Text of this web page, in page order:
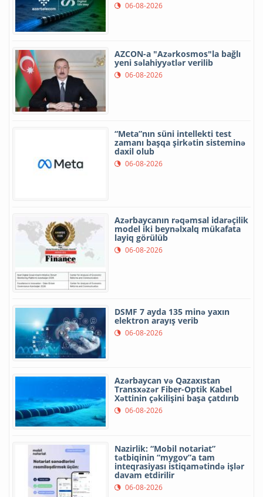
06-08-2026
AZCON-a "Azərkosmos"la bağlı
yeni səlahiyyətlər verilib
06-08-2026
“Meta”nın süni intellekti test
zamanı başqa şirkətin sisteminə
daxil olub
06-08-2026
Azərbaycanın rəqəmsal idarəçilik
model iki beynəlxalq mükafata
layiq görülüb
06-08-2026
DSMF 7 ayda 135 minə yaxın
elektron arayış verib
06-08-2026
Azərbaycan və Qazaxıstan
Transxəzər Fiber-Optik Kabel
Xəttinin çəkilişini başa çatdırıb
06-08-2026
Nazirlik: “Mobil notariat”
tətbiqinin “mygov”a tam
inteqrasiyası istiqamətində işlər
davam etdirilir
06-08-2026